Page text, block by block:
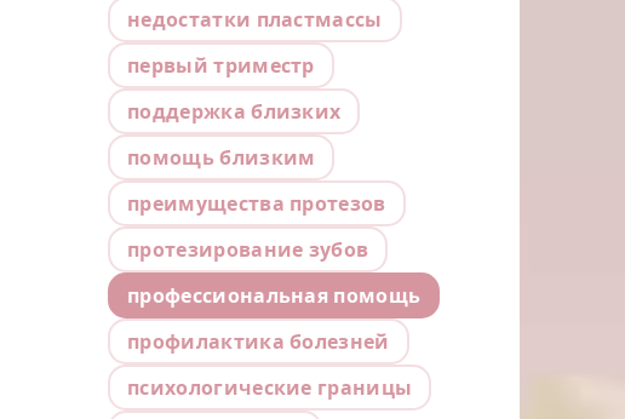
недостатки пластмассы
первый триместр
поддержка близких
помощь близким
преимущества протезов
протезирование зубов
профессиональная помощь
профилактика болезней
психологические границы